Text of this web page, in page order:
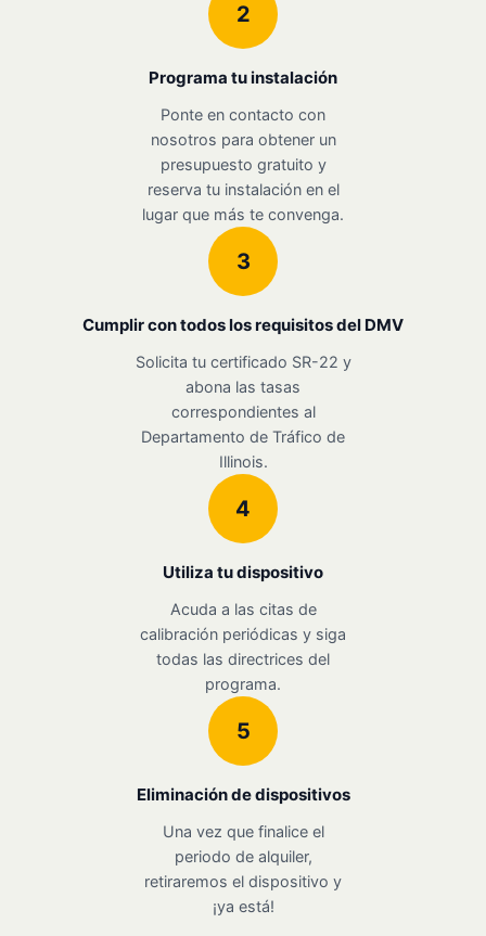
2
Programa tu instalación
Ponte en contacto con
nosotros para obtener un
presupuesto gratuito y
reserva tu instalación en el
lugar que más te convenga.
3
Cumplir con todos los requisitos del DMV
Solicita tu certificado SR-22 y
abona las tasas
correspondientes al
Departamento de Tráfico de
Illinois.
4
Utiliza tu dispositivo
Acuda a las citas de
calibración periódicas y siga
todas las directrices del
programa.
5
Eliminación de dispositivos
Una vez que finalice el
periodo de alquiler,
retiraremos el dispositivo y
¡ya está!